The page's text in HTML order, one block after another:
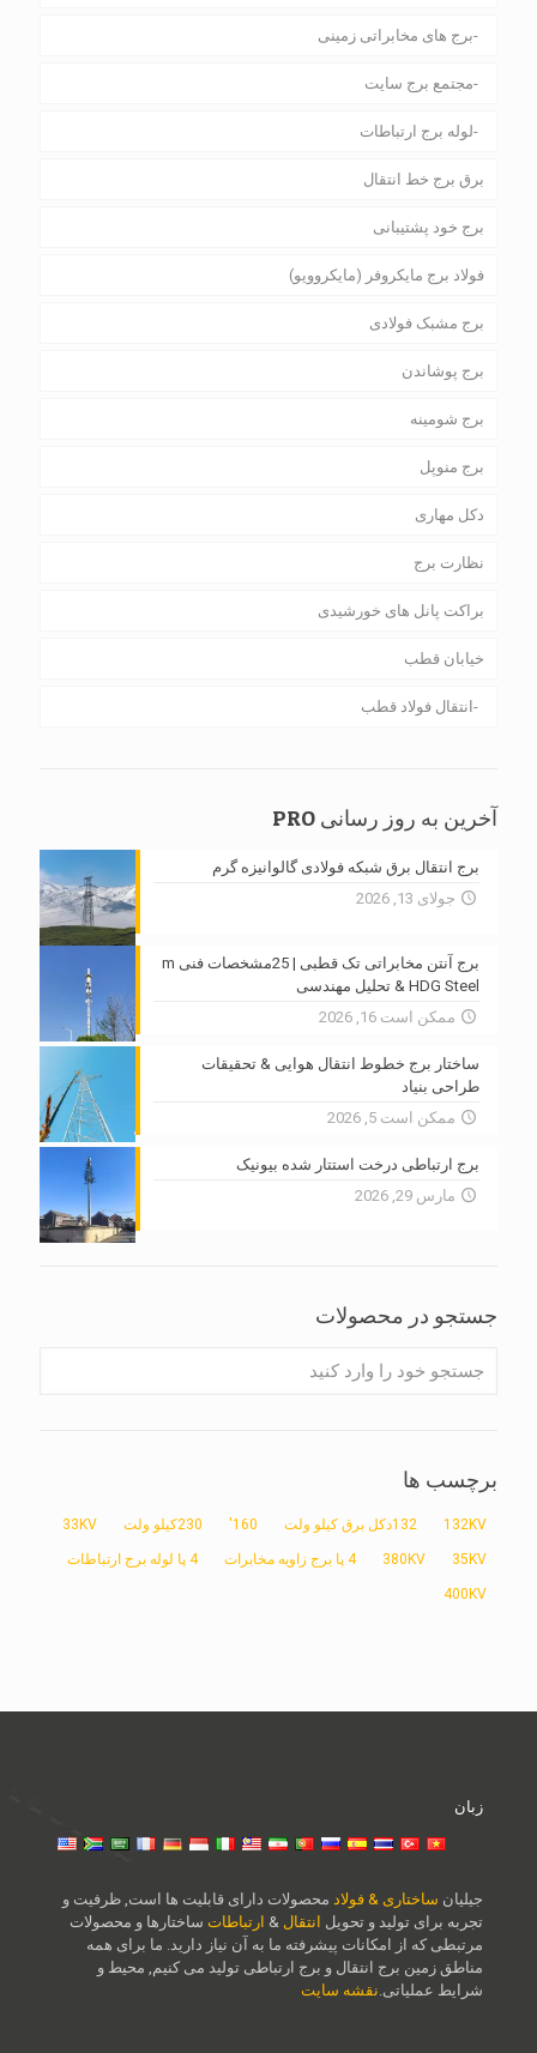
برج های مخابراتی زمینی
مجتمع برج سایت
لوله برج ارتباطات
برق برج خط انتقال
برج خود پشتیبانی
فولاد برج مایکروفر (مایکروویو)
برج مشبک فولادی
برج پوشاندن
برج شومینه
برج منوپل
دکل مهاری
نظارت برج
براکت پانل های خورشیدی
خیابان قطب
انتقال فولاد قطب
آخرین به روز رسانی PRO
برج انتقال برق شبکه فولادی گالوانیزه گرم
جولای 13, 2026
برج آنتن مخابراتی تک قطبی | 25مشخصات فنی m
HDG Steel & تحلیل مهندسی
ممکن است 16, 2026
ساختار برج خطوط انتقال هوایی & تحقیقات
طراحی بنیاد
ممکن است 5, 2026
برج ارتباطی درخت استتار شده بیونیک
مارس 29, 2026
جستجو در محصولات
برچسب ها
132KV 132دکل برق کیلو ولت 160' 230کیلو ولت 33KV
35KV
380KV 4 پا برج زاویه مخابرات 4 پا لوله برج ارتباطات
400KV
زبان
جیلیان ساختاری & فولاد محصولات دارای قابلیت ها است, ظرفیت و
تجربه برای تولید و تحویل انتقال & ارتباطات ساختارها و محصولات
مرتبطی که از امکانات پیشرفته ما به آن نیاز دارید. ما برای همه
مناطق زمین برج انتقال و برج ارتباطی تولید می کنیم, محیط و
شرایط عملیاتی. نقشه سایت